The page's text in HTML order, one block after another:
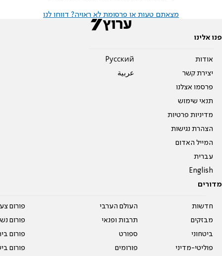
מצאתם טעות או פרסומת לא ראויה? דווחו לנו
פנו אלינו
אודות
יצירת קשר
פרסמו אצלנו
תנאי שימוש
מדיניות פרטיות
הצהרת נגישות
המייל האדום
עברית
English
Pусский
عربية
מדורים
חדשות
מבזקים
ביטחוני
פוליטי-מדיני
העולם הערבי
תרבות ופנאי
ספורט
פורומים
פורום
פורום
פורום
פורום